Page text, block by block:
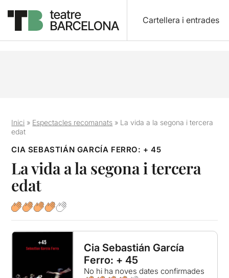
Cartellera i entrades
Inici » Espectacles recomanats » La vida a la segona i tercera
edat
CIA SEBASTIÁN GARCÍA FERRO: + 45
La vida a la segona i tercera
edat
Cia Sebastián García
Ferro: + 45
No hi ha noves dates confirmades